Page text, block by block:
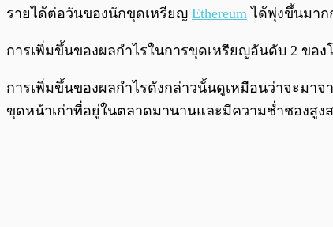
พร้อมเล่น
รายได้ต่อวันของนักขุดเหรียญ Ethereum ได้พุ่งขึ้นมาก
การเพิ่มขึ้นของผลกำไรในการขุดเหรียญอันดับ 2 ขอ
การเพิ่มขึ้นของผลกำไรดังกล่าวนั้นดูเหมือนว่าจะมา
ขุดหน้าเก่าที่อยู่ในตลาดมานานและมีความช่ำชองสูง